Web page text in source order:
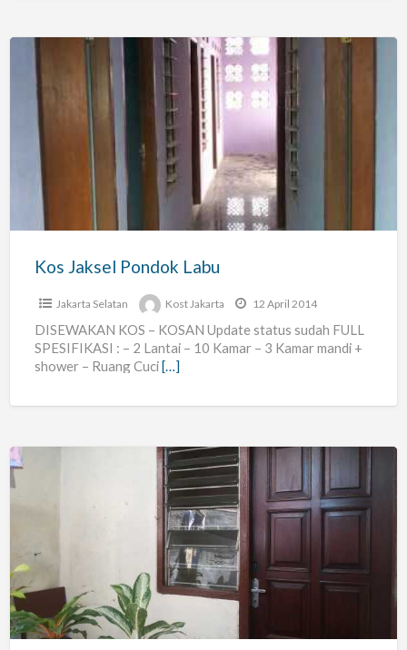
Jaksel
Pondok
Labu
Kos Jaksel Pondok Labu
Jakarta Selatan Kost Jakarta 12 April 2014
DISEWAKAN KOS – KOSAN Update status sudah FULL
SPESIFIKASI : – 2 Lantai – 10 Kamar – 3 Kamar mandi +
shower – Ruang Cuci[…]
Kost
Di
Pondok
Labu